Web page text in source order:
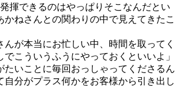
揮できるのはやっぱりそこなんだとい
かねさんとの関わりの中で見えてきたこ
んが本当にお忙しい中、時間を取ってく
こういうふうにやっておくといいよ」
たいことに毎回おっしゃってくださるん
自分がプラス何かをお客様から引き出し